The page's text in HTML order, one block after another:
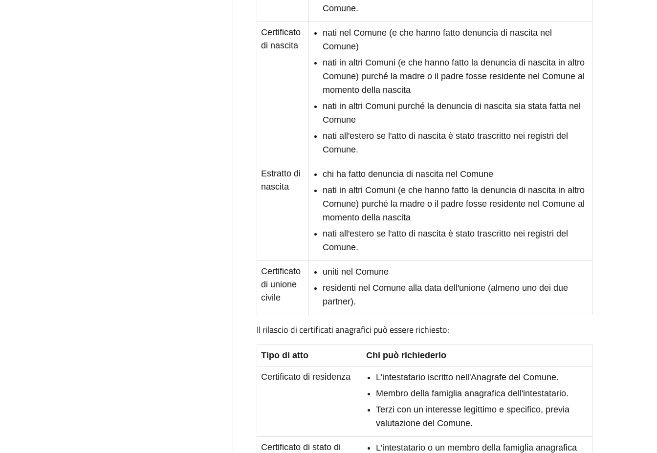
Comune.
Certificato
di nascita
nati nel Comune (e che hanno fatto denuncia di nascita nel
Comune)
nati in altri Comuni (e che hanno fatto la denuncia di nascita in altro
Comune) purché la madre o il padre fosse residente nel Comune al
momento della nascita
nati in altri Comuni purché la denuncia di nascita sia stata fatta nel
Comune
nati all'estero se l'atto di nascita è stato trascritto nei registri del
Comune.
Estratto di
nascita
chi ha fatto denuncia di nascita nel Comune
nati in altri Comuni (e che hanno fatto la denuncia di nascita in altro
Comune) purché la madre o il padre fosse residente nel Comune al
momento della nascita
nati all'estero se l'atto di nascita è stato trascritto nei registri del
Comune.
Certificato
di unione
civile
uniti nel Comune
residenti nel Comune alla data dell'unione (almeno uno dei due
partner).
Il rilascio di certificati anagrafici può essere richiesto:
Tipo di atto Chi può richiederlo
Certificato di residenza
L'intestatario iscritto nell'Anagrafe del Comune.
Membro della famiglia anagrafica dell'intestatario.
Terzi con un interesse legittimo e specifico, previa
valutazione del Comune.
Certificato di stato di
L'intestatario o un membro della famiglia anagrafica